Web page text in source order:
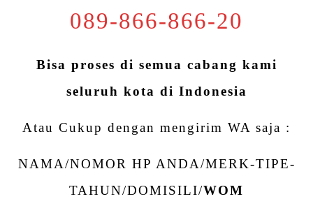
089-866-866-20
Bisa proses di semua cabang kami
seluruh kota di Indonesia
Atau Cukup dengan mengirim WA saja :
NAMA/NOMOR HP ANDA/MERK-TIPE-
TAHUN/DOMISILI/WOM